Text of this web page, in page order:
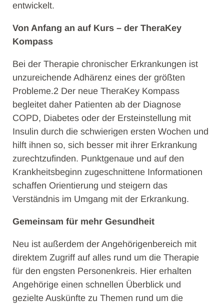
entwickelt.
Von Anfang an auf Kurs – der TheraKey
Kompass
Bei der Therapie chronischer Erkrankungen ist
unzureichende Adhärenz eines der größten
Probleme.2 Der neue TheraKey Kompass
begleitet daher Patienten ab der Diagnose
COPD, Diabetes oder der Ersteinstellung mit
Insulin durch die schwierigen ersten Wochen und
hilft ihnen so, sich besser mit ihrer Erkrankung
zurechtzufinden. Punktgenaue und auf den
Krankheitsbeginn zugeschnittene Informationen
schaffen Orientierung und steigern das
Verständnis im Umgang mit der Erkrankung.
Gemeinsam für mehr Gesundheit
Neu ist außerdem der Angehörigenbereich mit
direktem Zugriff auf alles rund um die Therapie
für den engsten Personenkreis. Hier erhalten
Angehörige einen schnellen Überblick und
gezielte Auskünfte zu Themen rund um die